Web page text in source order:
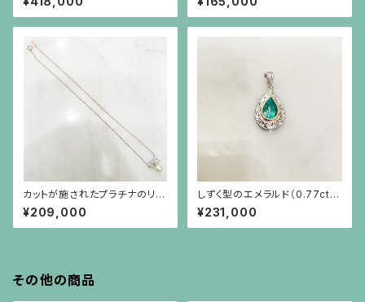
南洋真珠が揺れる、小さなパー
ルのネックレス
ト
カットが施されたプラチナのリボ
ンにダイヤモンド、18金のチェー
ンに和珠のネックレス
¥209,000
しずく型のエメラルド（0.77ct）、
プラチナ、18金、小さなダイヤモ
ンドのペンダント(チェーン別）
¥231,000
その他の商品